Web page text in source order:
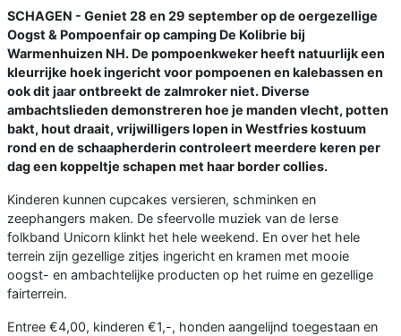
SCHAGEN - Geniet 28 en 29 september op de oergezellige
Oogst & Pompoenfair op camping De Kolibrie bij
Warmenhuizen NH. De pompoenkweker heeft natuurlijk een
kleurrijke hoek ingericht voor pompoenen en kalebassen en
ook dit jaar ontbreekt de zalmroker niet. Diverse
ambachtslieden demonstreren hoe je manden vlecht, potten
bakt, hout draait, vrijwilligers lopen in Westfries kostuum
rond en de schaapherderin controleert meerdere keren per
dag een koppeltje schapen met haar border collies.
Kinderen kunnen cupcakes versieren, schminken en
zeephangers maken. De sfeervolle muziek van de Ierse
folkband Unicorn klinkt het hele weekend. En over het hele
terrein zijn gezellige zitjes ingericht en kramen met mooie
oogst- en ambachtelijke producten op het ruime en gezellige
fairterrein.
Entree €4,00, kinderen €1,-, honden aangelijnd toegestaan en